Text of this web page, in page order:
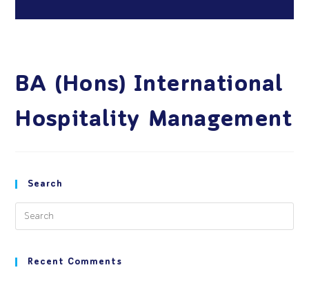
BA (Hons) International
Hospitality Management
Search
Recent Comments